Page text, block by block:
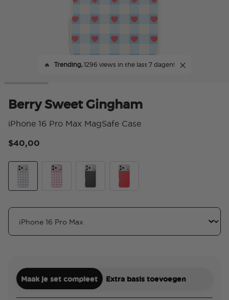
🔥 Trending,1296 views in the last 7 dagen!
Berry Sweet Gingham
iPhone 16 Pro Max MagSafe Case
$40,00
Maak je set compleet Extra basis toevoegen